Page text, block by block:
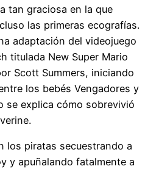
tan graciosa en la que
las primeras ecografías.
adaptación del videojuego
titulada New Super Mario
Scott Summers, iniciando
los bebés Vengadores y
se explica cómo sobrevivió
los piratas secuestrando a
y apuñalando fatalmente a